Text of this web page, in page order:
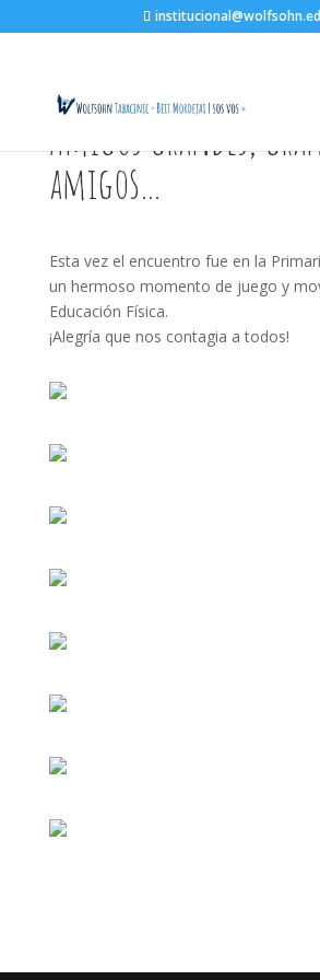
Amigos grandes,
amigos…
Esta vez el encuentro fue en la
un hermoso momento de juego y
Educación Física.
¡Alegría que nos contagia a todos!